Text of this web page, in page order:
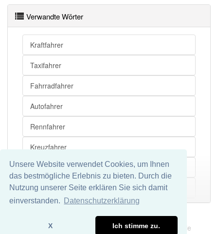
Unsere Website verwendet Cookies, um Ihnen
das bestmögliche Erlebnis zu bieten. Durch die
Nutzung unserer Seite erklären Sie sich damit
einverstanden.
Datenschutzerklärung
X Ich stimme zu.
Eignungstest
Bedienung
Lizenz
Bescheinigung
Verkehrsrecht
Bremse
Studium
Verwandte Wörter
Kraftfahrer
Taxifahrer
Fahrradfahrer
Autofahrer
Rennfahrer
Kreuzfahrer
Weltraumfahrer
Sonntagsfahrer
Schwarzfahrer
Mehr
Datenschutz
Wir übernehmen keine Garantie und keine Haftung für die